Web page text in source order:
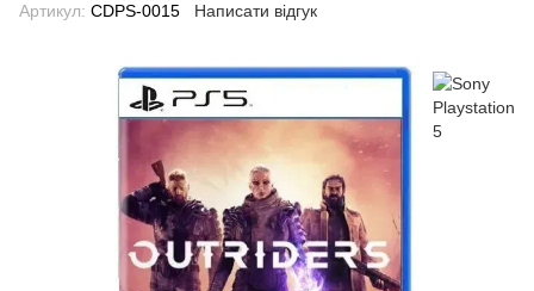
Артикул: CDPS-0015 Написати відгук